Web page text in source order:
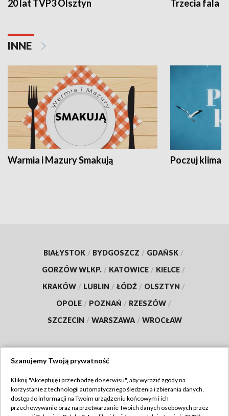
20 lat TVP3 Olsztyn Trzecia fala -
INNE
Warmia i Mazury Smakują Poczuj klimat
BIAŁYSTOK / BYDGOSZCZ / GDAŃSK /
GORZÓW WLKP. / KATOWICE / KIELCE /
KRAKÓW / LUBLIN / ŁÓDŹ / OLSZTYN /
OPOLE / POZNAŃ / RZESZÓW /
SZCZECIN / WARSZAWA / WROCŁAW
TVP
Abonament TVP
Regulamin TVP
Szanujemy Twoją prywatność
Kliknij "Akceptuję i przechodzę do serwisu", aby wyrazić zgody na
korzystanie z technologii automatycznego śledzenia i zbierania danych,
dostęp do informacji na Twoim urządzeniu końcowym i ich
przechowywanie oraz na przetwarzanie Twoich danych osobowych przez